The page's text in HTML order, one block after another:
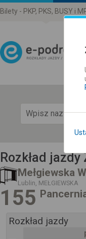
Bilety - PKP, PKS, BUSY i
Rozkład
Mełgiewska
Lublin, MEŁGIEWSKA
155
Rozkład jazdy